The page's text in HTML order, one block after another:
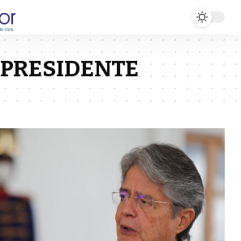
PRESIDENTE